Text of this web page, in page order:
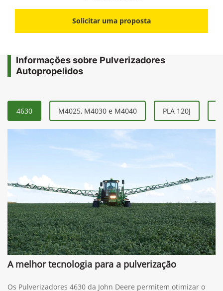
Solicitar uma proposta
Informações sobre Pulverizadores
Autopropelidos
4630 M4025, M4030 e M4040 PLA 120J
A melhor tecnologia para a pulverização
Os Pulverizadores 4630 da John Deere permitem otimizar o